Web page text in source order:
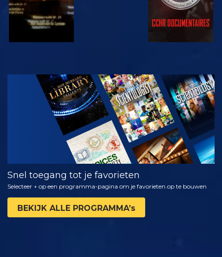
KIJK
VERKEN DE
SERIE
Snel toegang tot je favorieten
Selecteer + op een programma-pagina om je favorieten op te bouwen
BEKIJK ALLE PROGRAMMA’s